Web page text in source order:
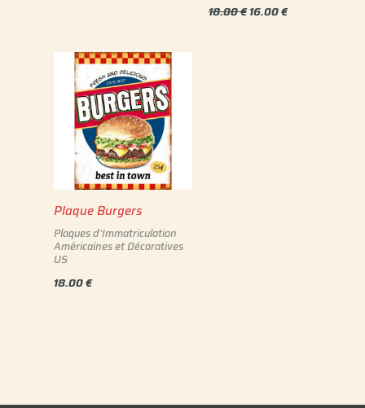
18.00€16.00€
Plaque Burgers
Plaques d'Immatriculation
Américaines et Décoratives
US
18.00€